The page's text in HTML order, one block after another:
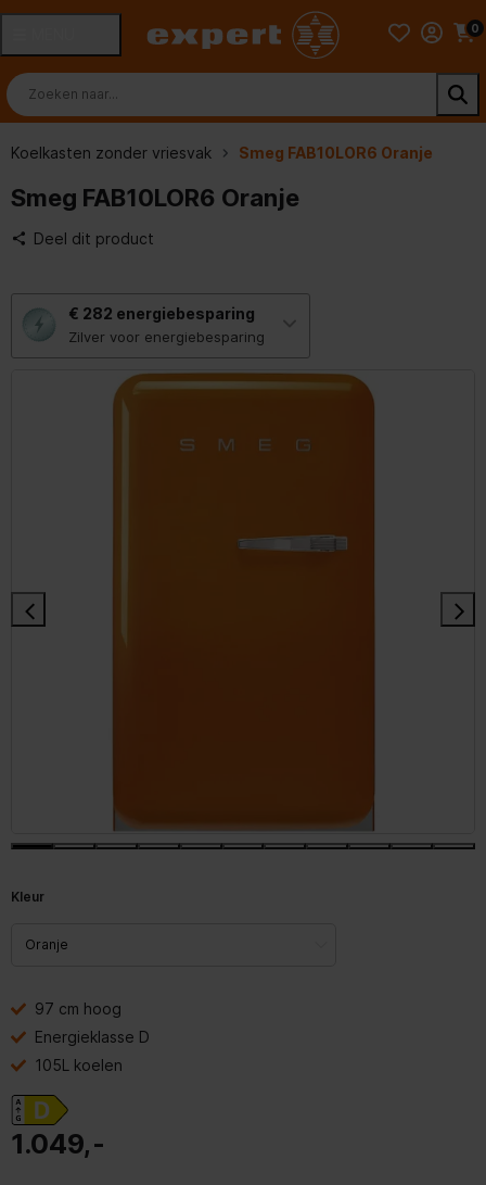
0
Koelkasten zonder vriesvak Smeg FAB10LOR6 Oranje
Smeg FAB10LOR6 Oranje
Deel dit product
€ 282 energiebesparing
Zilver voor energiebesparing
deze
knop
opent
Kleur
97 cm hoog
Energieklasse D
105L koelen
1.049,-